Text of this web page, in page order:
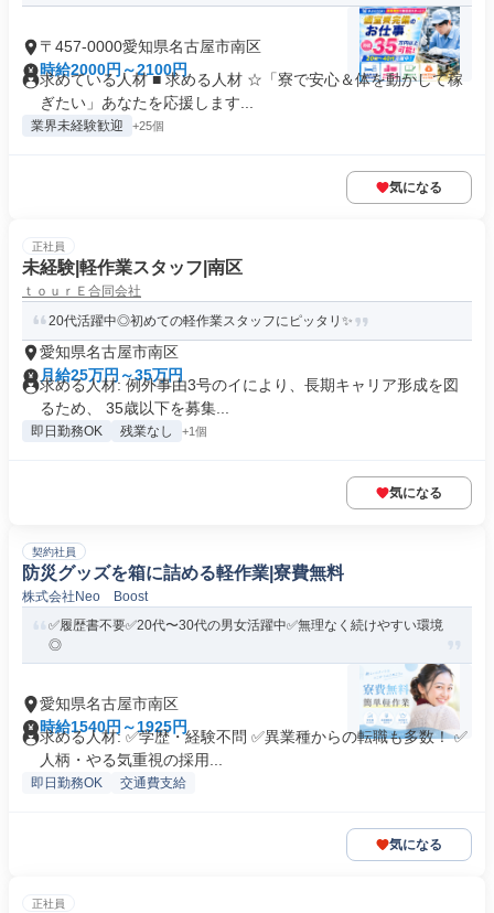
〒457-0000愛知県名古屋市南区
時給2000円～2100円
求めている人材 ■ 求める人材 ☆「寮で安心＆体を動かして稼
ぎたい」あなたを応援します...
業界未経験歓迎 +25個
気になる
正社員
未経験|軽作業スタッフ|南区
ｔｏｕｒＥ合同会社
20代活躍中◎初めての軽作業スタッフにピッタリ✨
愛知県名古屋市南区
月給25万円～35万円
求める人材: 例外事由3号のイにより、長期キャリア形成を図
るため、 35歳以下を募集...
即日勤務OK 残業なし +1個
気になる
契約社員
防災グッズを箱に詰める軽作業|寮費無料
株式会社Neo Boost
✅履歴書不要✅20代〜30代の男女活躍中✅無理なく続けやすい環境
◎
愛知県名古屋市南区
時給1540円～1925円
求める人材: ✅学歴・経験不問 ✅異業種からの転職も多数！ ✅
人柄・やる気重視の採用...
即日勤務OK 交通費支給
気になる
正社員